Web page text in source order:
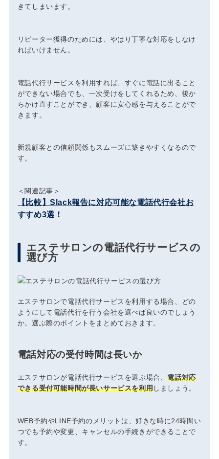
きてしまいます。
リピーター獲得のためには、やはり丁寧な対応をしなけ
ればいけません。
電話代行サービスを利用すれば、すぐに電話に出ること
ができない場合でも、一次受けをしてくれるため、後か
らかけ直すことができ、顧客に安心感を与えることがで
きます。
新規顧客との信頼関係もスムーズに築きやすくなるので
す。
＜関連記事＞
【比較】Slack報告に対応可能な電話代行会社お
すすめ3選！
エステサロンの電話代行サービスの
選び方
エステサロンで電話代行サービスを利用する場合、どの
ようにして電話代行を行う会社を選べば良いのでしょう
か。選ぶ際のポイントをまとめておきます。
電話対応の受付時間は長いか
エステサロンが電話代行サービスを選ぶ場合、電話対応
できる受付可能時間が長いサービスを利用しましょう。
WEB予約やLINE予約のメリットは、好きな時に24時間い
つでも予約や変更、キャンセルの手続きができることで
す。